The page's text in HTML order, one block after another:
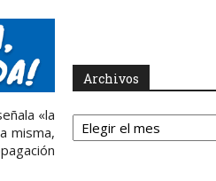
«la
misma,
Archivos
Archivos